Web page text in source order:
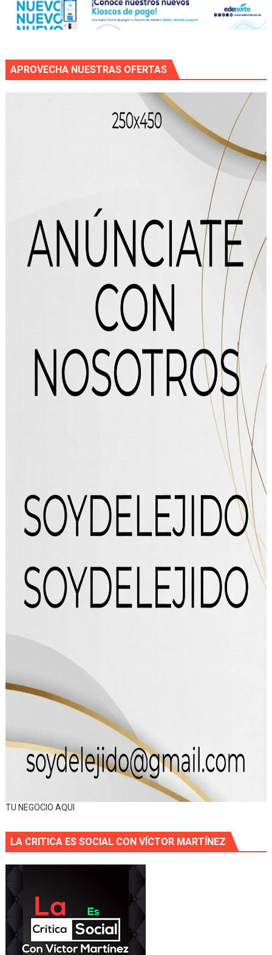
APROVECHA NUESTRAS OFERTAS
TU NEGOCIO AQUI
LA CRITICA ES SOCIAL CON VÍCTOR MARTÍNEZ